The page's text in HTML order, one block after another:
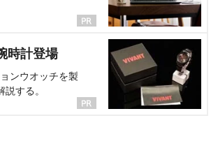
時計登場
ンウオッチを製
する。